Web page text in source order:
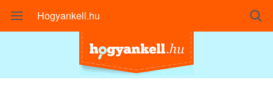
Hogyankell.hu